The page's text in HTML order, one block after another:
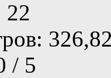
22
/ 5